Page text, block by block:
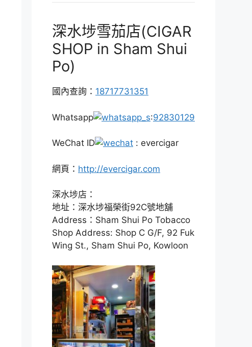
深水埗雪茄店(CIGAR
SHOP in Sham Shui
Po)
國內查詢： 18717731351
Whatsapp :92830129
WeChat ID : evercigar
網頁： http://evercigar.com
深水埗店：
地址：深水埗福榮街92C號地舖
Address：Sham Shui Po Tobacco
Shop Address: Shop C G/F, 92 Fuk
Wing St., Sham Shui Po, Kowloon